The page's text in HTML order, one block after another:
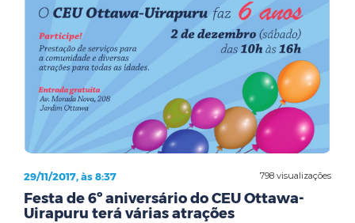
798 visualizações
29/11/2017, às 8:37
Festa de 6º aniversário do CEU Ottawa-
Uirapuru terá várias atrações